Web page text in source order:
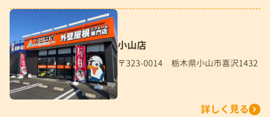
小山店
〒323-0014 栃木県小山市喜沢1432
詳しく見る